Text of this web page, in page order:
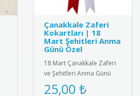
Çanakkale Zaferi
Kokartları | 18
Mart Şehitleri Anma
Günü Özel
18 Mart Çanakkale Zaferi
ve Şehitleri Anma Günü
için özel tasarlanmış
kaliteli kokart seti.
25,00 ₺